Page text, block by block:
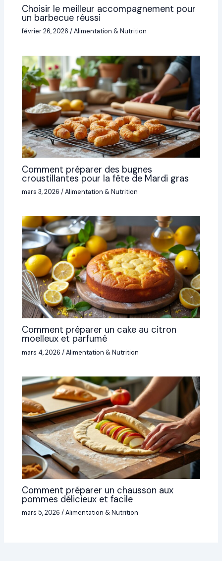
Choisir le meilleur accompagnement pour
un barbecue réussi
février 26, 2026/Alimentation & Nutrition
Comment préparer des bugnes
croustillantes pour la fête de Mardi gras
mars 3, 2026/Alimentation & Nutrition
Comment préparer un cake au citron
moelleux et parfumé
mars 4, 2026/Alimentation & Nutrition
Comment préparer un chausson aux
pommes délicieux et facile
mars 5, 2026/Alimentation & Nutrition